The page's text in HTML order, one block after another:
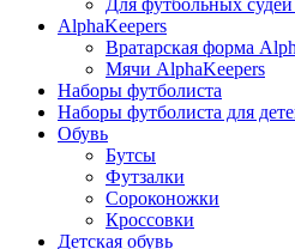
Для футбольных
AlphaKeepers
Вратарская форма
Мячи AlphaKeepers
Наборы футболиста
Наборы футболиста для
Обувь
Бутсы
Футзалки
Сороконожки
Кроссовки
Детская обувь